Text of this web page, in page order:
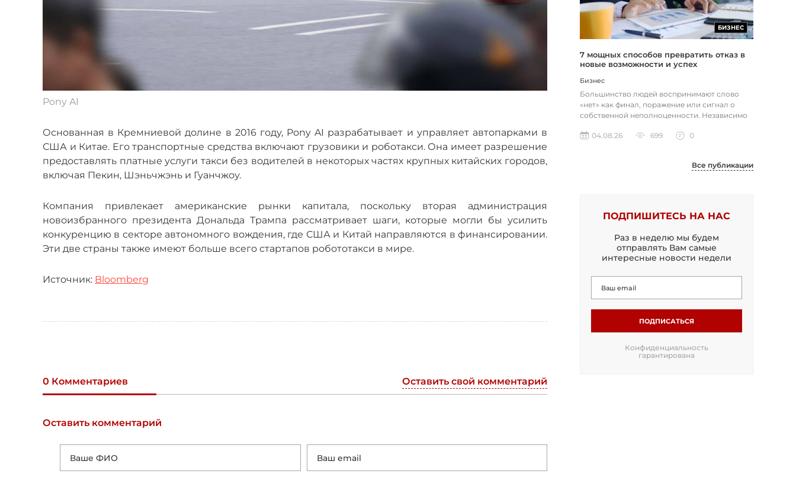
Pony AI
Основанная в Кремниевой долине в 2016 году, Pony AI разрабатывает и управляет автопарками в
США и Китае. Его транспортные средства включают грузовики и роботакси. Она имеет разрешение
предоставлять платные услуги такси без водителей в некоторых частях крупных китайских городов,
включая Пекин, Шэньчжэнь и Гуанчжоу.
Компания привлекает американские рынки капитала, поскольку вторая администрация
новоизбранного президента Дональда Трампа рассматривает шаги, которые могли бы усилить
конкуренцию в секторе автономного вождения, где США и Китай направляются в финансировании.
Эти две страны также имеют больше всего стартапов робототакси в мире.
Источник: Bloomberg
0 Комментариев Оставить свой комментарий
Оставить комментарий
БИЗНЕС
7 мощных способов превратить отказ в
новые возможности и успех
Бизнес
Большинство людей воспринимают слово
«нет» как финал, поражение или сигнал о
собственной неполноценности. Независимо
04.08.26
699 0
Все публикации
ПОДПИШИТЕСЬ НА НАС
Раз в неделю мы будем
отправлять Вам самые
интересные новости недели
ПОДПИСАТЬСЯ
Конфиденциальность
гарантирована